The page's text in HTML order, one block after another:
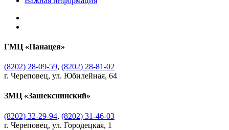
ГМЦ «Панацея»
(8202) 28-09-59, (8202) 28-81-02
г. Череповец, ул. Юбилейная, 64
ЗМЦ «Зашекснинский»
(8202) 32-29-94, (8202) 31-46-03
г. Череповец, ул. Городецкая, 1